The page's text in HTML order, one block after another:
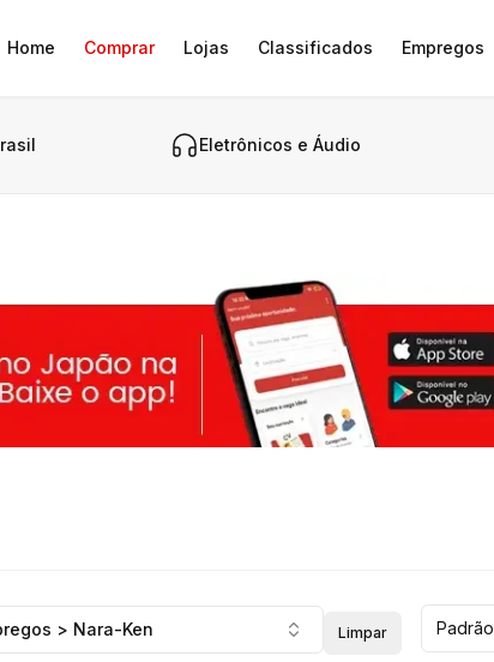
Home Comprar Lojas Classificados Empregos
Eletrônicos e Áudio
> Nara-Ken Limpar Padrão